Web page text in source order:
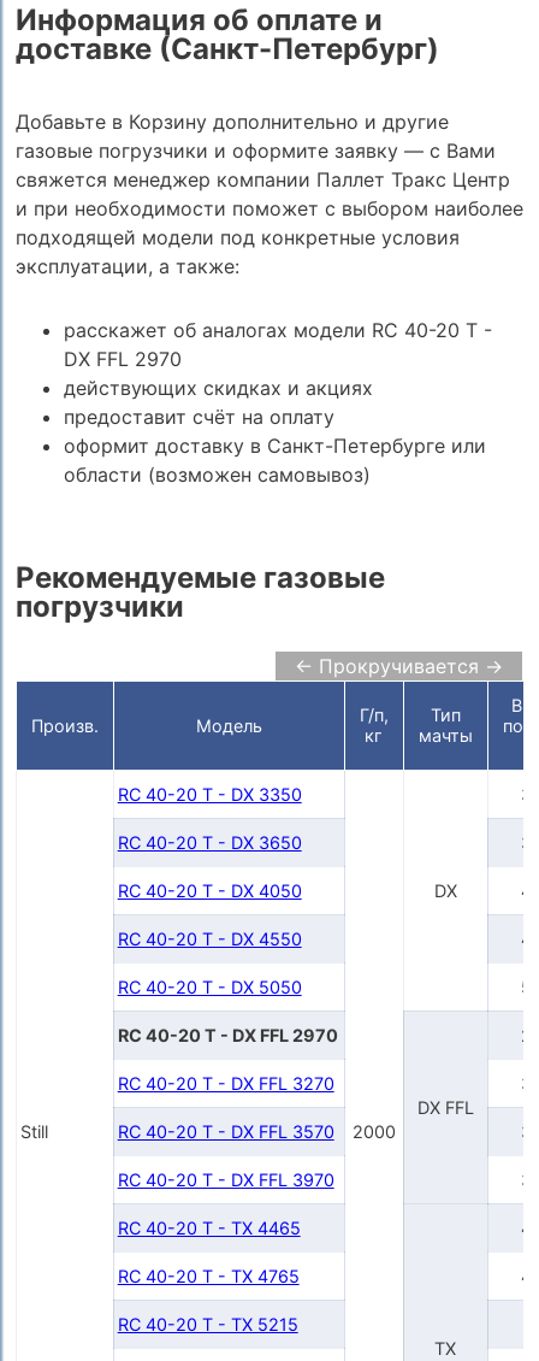
Информация об оплате и
доставке (Санкт-Петербург)
Добавьте в Корзину дополнительно и другие
газовые погрузчики и оформите заявку — с Вами
свяжется менеджер компании Паллет Тракс Центр
и при необходимости поможет с выбором наиболее
подходящей модели под конкретные условия
эксплуатации, а также:
расскажет об аналогах модели RC 40-20 T -
DX FFL 2970
действующих скидках и акциях
предоставит счёт на оплату
оформит доставку в Санкт-Петербурге или
области (возможен самовывоз)
Рекомендуемые газовые
погрузчики
← Прокручивается →
Произв. Модель
Г/п,
кг
Тип
мачты
Still
RC 40-20 T - DX 3350
2000
DX
RC 40-20 T - DX 3650
RC 40-20 T - DX 4050
RC 40-20 T - DX 4550
RC 40-20 T - DX 5050
RC 40-20 T - DX FFL 2970
DX FFL
RC 40-20 T - DX FFL 3270
RC 40-20 T - DX FFL 3570
RC 40-20 T - DX FFL 3970
RC 40-20 T - TX 4465
TX
RC 40-20 T - TX 4765
RC 40-20 T - TX 5215